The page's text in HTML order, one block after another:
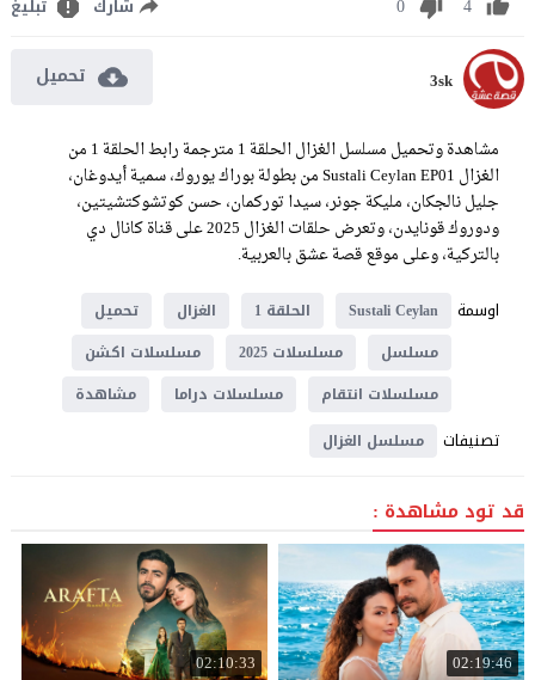
شارك تبليغ
3sk تحميل
مشاهدة وتحميل مسلسل الغزال الحلقة 1 مترجمة رابط الحلقة 1 من
الغزال Sustali Ceylan EP01 من بطولة بوراك يوروك، سمية أيدوغان،
جليل نالجكان، مليكة جونر، سيدا توركمان، حسن كوتشوكتشيتين،
ودوروك قونايدن، وتعرض حلقات الغزال 2025 على قناة كانال دي
بالتركية، وعلى موقع قصة عشق بالعربية.
اوسمة
Sustali Ceylan الحلقة 1 الغزال
تحميل
مسلسل
مسلسلات 2025
مسلسلات اكشن
مسلسلات انتقام
مسلسلات دراما مشاهدة
تصنيفات مسلسل الغزال
قد تود مشاهدة :
02:19:46
02:10:33